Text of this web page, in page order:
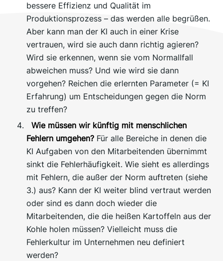
bessere Effizienz und Qualität im
Produktionsprozess – das werden alle begrüßen.
Aber kann man der KI auch in einer Krise
vertrauen, wird sie auch dann richtig agieren?
Wird sie erkennen, wenn sie vom Normallfall
abweichen muss? Und wie wird sie dann
vorgehen? Reichen die erlernten Parameter (= KI
Erfahrung) um Entscheidungen gegen die Norm
zu treffen?
Wie müssen wir künftig mit menschlichen
Fehlern umgehen? Für alle Bereiche in denen die
KI Aufgaben von den Mitarbeitenden übernimmt
sinkt die Fehlerhäufigkeit. Wie sieht es allerdings
mit Fehlern, die außer der Norm auftreten (siehe
3.) aus? Kann der KI weiter blind vertraut werden
oder sind es dann doch wieder die
Mitarbeitenden, die die heißen Kartoffeln aus der
Kohle holen müssen? Vielleicht muss die
Fehlerkultur im Unternehmen neu definiert
werden?